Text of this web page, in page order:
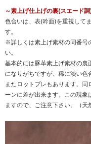
～素上げ仕上げの裏(スエード
色合いは、表(吟面)を重視して
す。
※詳しくは素上げ素材の同番号
い。
基本的には豚革素上げ素材の裏
になりがちですが、稀に淡い色
またロットブレもあります。
ーンに差が出来ます。この現象
ますので、ご注意下さい。（天